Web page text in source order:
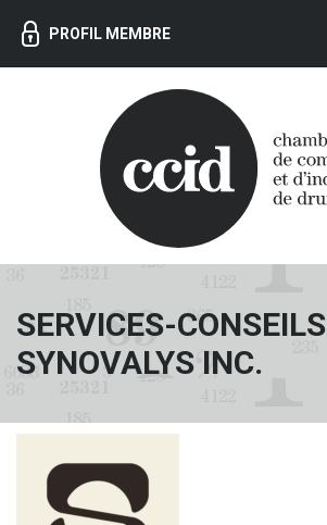
PROFIL MEMBRE
SERVICES-CONSEILS
SYNOVALYS INC.